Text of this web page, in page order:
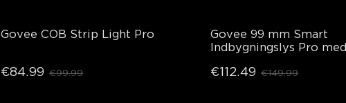
Govee COB Strip Light Pro
€84.99 €99.99
Govee 99 mm Smart
Indbygningslys Pro med
€112.49 €149.99